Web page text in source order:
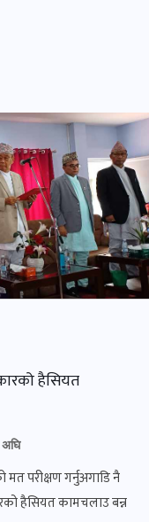
हैसियत
अघि
मत परीक्षण गर्नुअगाडि नै
हैसियत कामचलाउ बन्न